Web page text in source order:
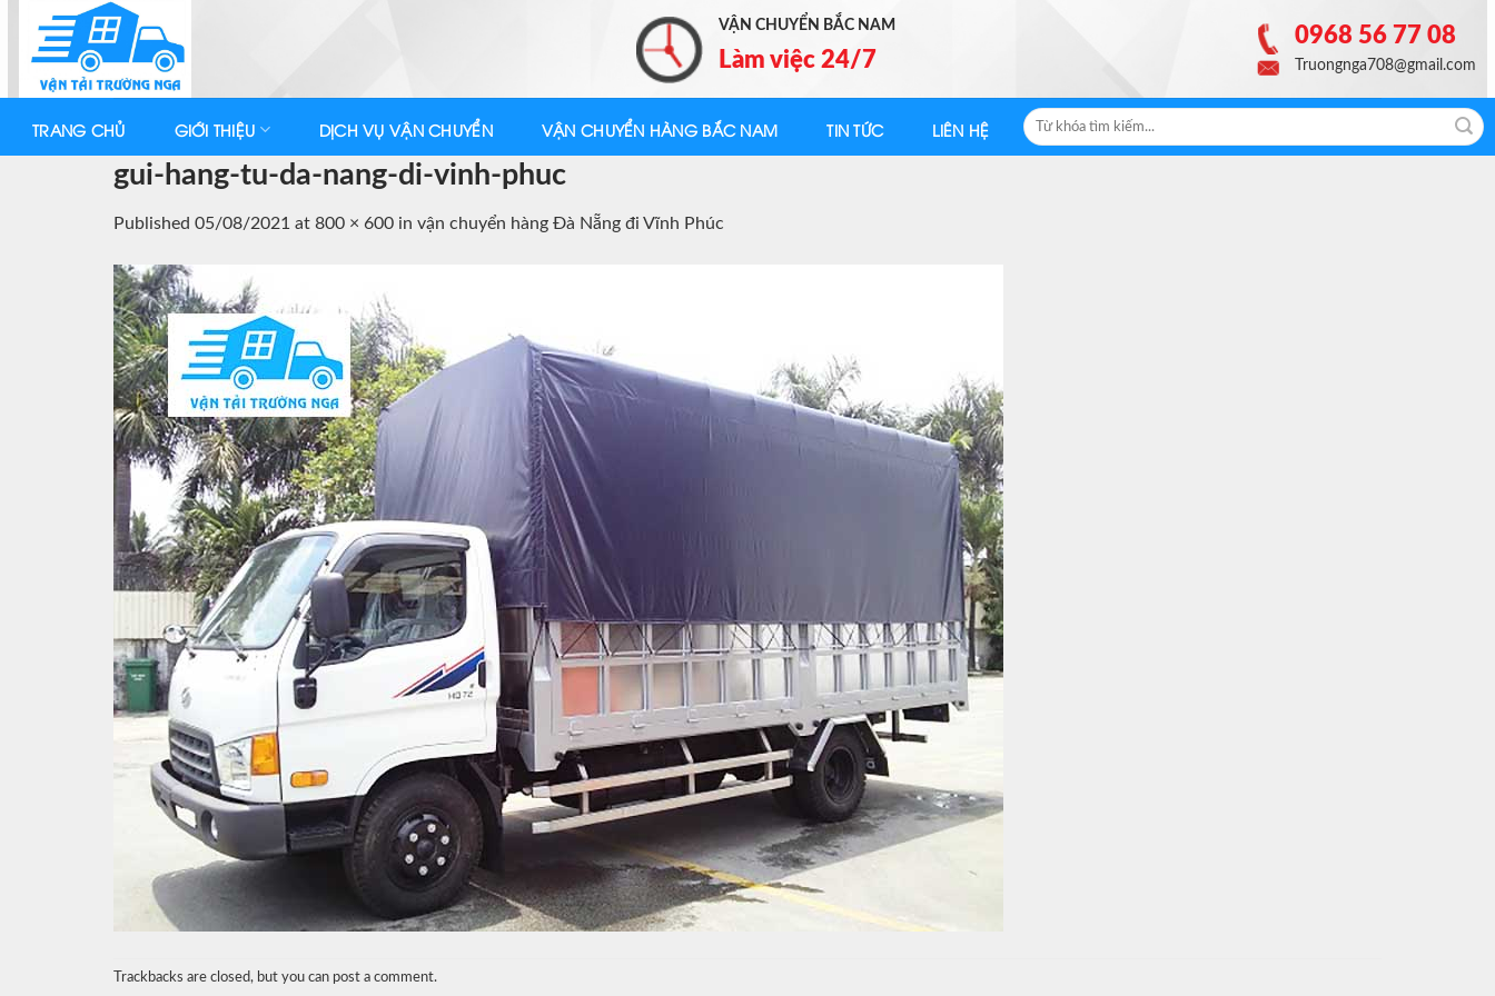
content
VẬN CHUYỂN BẮC NAM
Làm việc 24/7
0968 56 77 08
Truongnga708@gmail.com
TRANG CHỦ GIỚI THIỆU DỊCH VỤ VẬN CHUYỂN VẬN CHUYỂN HÀNG BẮC NAM TIN TỨC LIÊN HỆ
gui-hang-tu-da-nang-di-vinh-phuc
Published 05/08/2021 at 800 × 600 in vận chuyển hàng Đà Nẵng đi Vĩnh Phúc
Trackbacks are closed, but you can post a comment.